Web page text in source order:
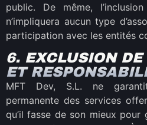
public. De même,
n’impliquera aucun type
participation avec les entités
6. EXCLUSION
ET
MFT Dev, S.L. ne
permanente des services
qu’il fasse de son mieux